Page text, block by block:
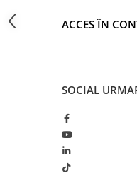
Nivelare în Strat Subțire
Stabilizare Suport
Aditivi pentru Betoane și
Profile Tencuieli și Glet
ACCES ÎN
SOCIAL